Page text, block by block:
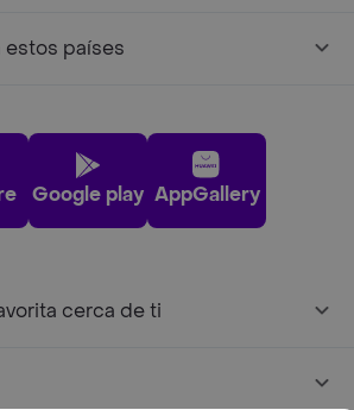
estos países
Google play AppGallery
cerca de ti